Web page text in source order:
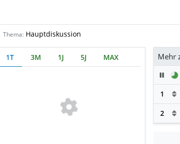
Thema: Hauptdiskussion
1T 3M 1J 5J MAX Mehr
1
2